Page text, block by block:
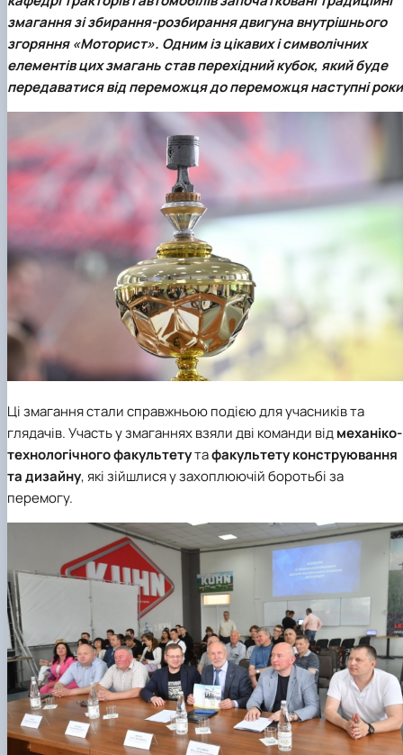
змагання зі збирання-розбирання двигуна внутрішнього
згоряння «Моторист». Одним із цікавих і символічних
елементів цих змагань став перехідний кубок, який буде
передаватися від переможця до переможця наступні
Ці змагання стали справжньою подією для учасників та
глядачів. Участь у змаганнях взяли дві команди відмеханіко-
технологічного факультетутафакультету конструювання
та дизайну, які зійшлися у захоплюючій боротьбі за
перемогу.